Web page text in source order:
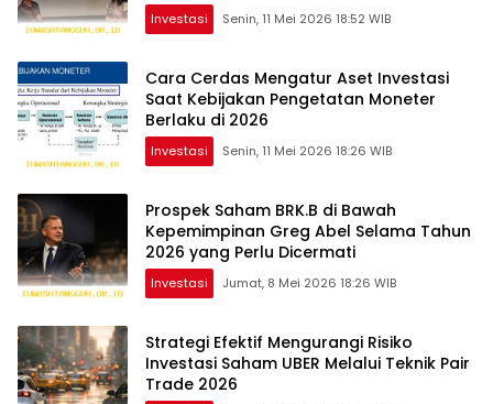
Investasi Senin, 11 Mei 2026 18:52 WIB
Cara Cerdas Mengatur Aset Investasi
Saat Kebijakan Pengetatan Moneter
Berlaku di 2026
Investasi Senin, 11 Mei 2026 18:26 WIB
Prospek Saham BRK.B di Bawah
Kepemimpinan Greg Abel Selama Tahun
2026 yang Perlu Dicermati
Investasi Jumat, 8 Mei 2026 18:26 WIB
Strategi Efektif Mengurangi Risiko
Investasi Saham UBER Melalui Teknik Pair
Trade 2026